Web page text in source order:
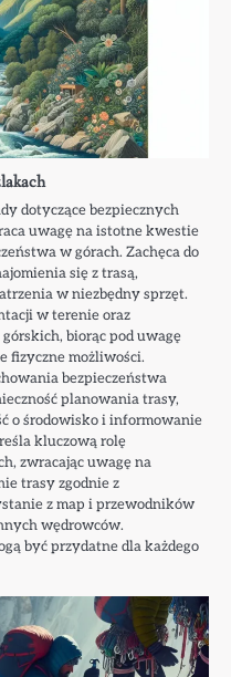
dotyczące bezpiecznych
uwagę na istotne kwestie
w górach. Zachęca do
się z trasą,
w niezbędny sprzęt.
w terenie oraz
biorąc pod uwagę
fizyczne możliwości.
bezpieczeństwa
planowania trasy,
o środowisko i informowanie
kluczową rolę
zwracając uwagę na
trasy zgodnie z
z map i przewodników
wędrowców.
być przydatne dla każdego